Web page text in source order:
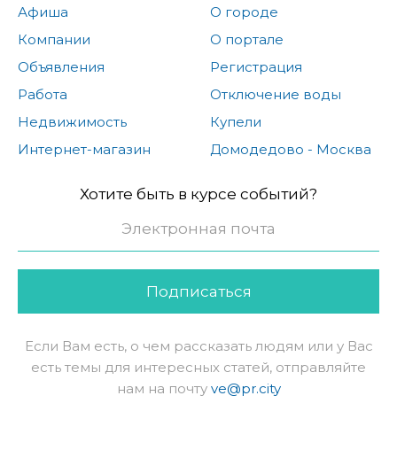
Афиша
Компании
Объявления
Работа
Недвижимость
Интернет-магазин
О городе
О портале
Регистрация
Отключение воды
Купели
Домодедово - Москва
Хотите быть в курсе событий?
Подписаться
Если Вам есть, о чем рассказать людям или у Вас
есть темы для интересных статей, отправляйте
нам на почту ve@pr.city